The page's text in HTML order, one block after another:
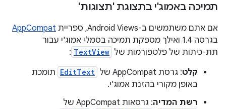
תמיכה באמוג'י בתצוגת 'תצוגות'
אם אתם משתמשים ב-Android Views, ספריית
AppCompat
בגרסה 1.4 ואילך מספקת תמיכה בסמלי אמוג'י עבור
תת-כיתות של פלטפורמות של TextView
:
קלט: גרסת AppCompat של EditText תומכת
באופן מקורי בהזנת אמוג'י.
רשת המדיה: גרסאות AppCompat של